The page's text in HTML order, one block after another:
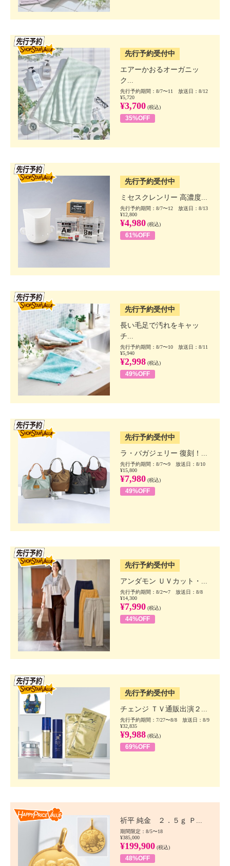
先行予約受付中
エアーかおるオーガニッ
ク...
先行予約期間：8/7〜11 放送日：8/12
¥5,720
¥3,700 (税込)
35%OFF
先行予約受付中
ミセスクレンリー 高濃度...
先行予約期間：8/7〜12 放送日：8/13
¥12,800
¥4,980 (税込)
61%OFF
先行予約受付中
長い毛足で汚れをキャッ
チ...
先行予約期間：8/7〜10 放送日：8/11
¥5,940
¥2,998 (税込)
49%OFF
先行予約受付中
ラ・バガジェリー 復刻！...
先行予約期間：8/7〜9 放送日：8/10
¥15,800
¥7,980 (税込)
49%OFF
先行予約受付中
アンダモン ＵＶカット・...
先行予約期間：8/2〜7 放送日：8/8
¥14,300
¥7,990 (税込)
44%OFF
先行予約受付中
チェンジ ＴＶ通販出演２...
先行予約期間：7/27〜8/8 放送日：8/9
¥32,835
¥9,988 (税込)
69%OFF
祈平 純金 ２．５ｇ Ｐ...
期間限定：8/5〜18
¥385,000
¥199,900 (税込)
48%OFF